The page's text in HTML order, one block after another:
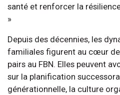
santé et renforcer la
»
Depuis des décennies, les
familiales figurent au cœur de
pairs au FBN. Elles peuvent
sur la planification
générationnelle, la culture